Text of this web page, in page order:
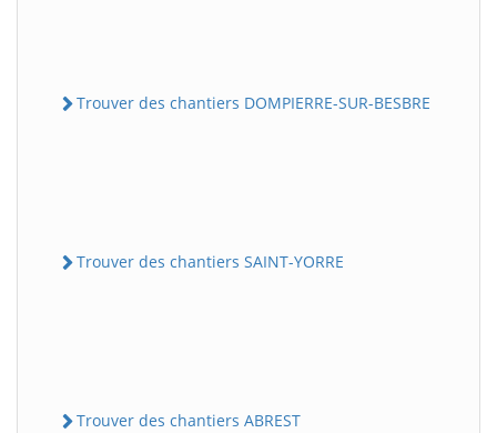
Trouver des chantiers DOMPIERRE-SUR-BESBRE
Trouver des chantiers SAINT-YORRE
Trouver des chantiers ABREST